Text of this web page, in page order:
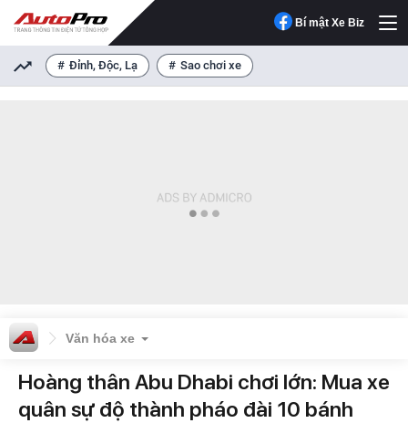
Bí mật Xe Biz
Đỉnh, Độc, Lạ Sao chơi xe
Văn hóa xe
Hoàng thân Abu Dhabi chơi lớn: Mua xe
quân sự độ thành pháo đài 10 bánh